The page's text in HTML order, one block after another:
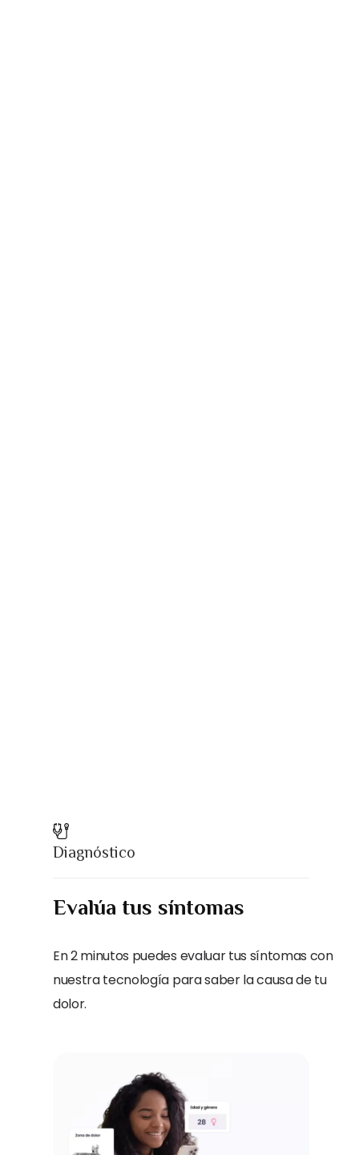
Diagnóstico
Evalúa tus síntomas
En 2 minutos puedes evaluar tus síntomas con
nuestra tecnología para saber la causa de tu
dolor.